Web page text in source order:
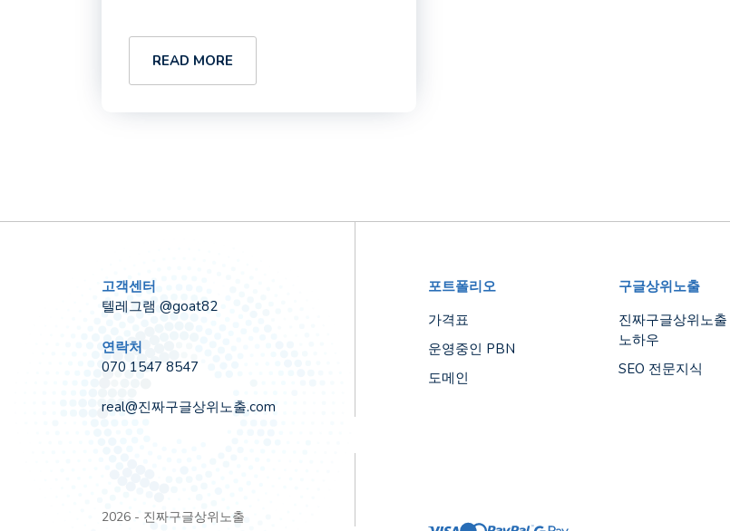
READ MORE
고객센터
텔레그램 @goat82
연락처
070 1547 8547
real@진짜구글상위노출.com
포트폴리오
가격표
운영중인 PBN
도메인
구글상위노출
진짜구글상위노출
노하우
SEO 전문지식
2026 - 진짜구글상위노출